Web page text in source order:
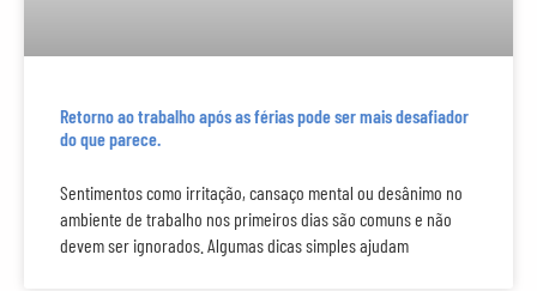
Retorno ao trabalho após as férias pode ser mais desafiador
do que parece.
Sentimentos como irritação, cansaço mental ou desânimo no
ambiente de trabalho nos primeiros dias são comuns e não
devem ser ignorados. Algumas dicas simples ajudam